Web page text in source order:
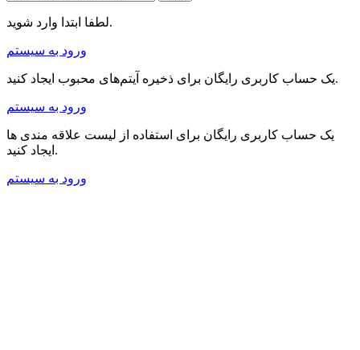
لطفا ابتدا وارد شوید.
ورود به سیستم
یک حساب کاربری رایگان برای ذخیره آیتم‌های محبوب ایجاد کنید.
ورود به سیستم
یک حساب کاربری رایگان برای استفاده از لیست علاقه مندی ها
ایجاد کنید.
ورود به سیستم